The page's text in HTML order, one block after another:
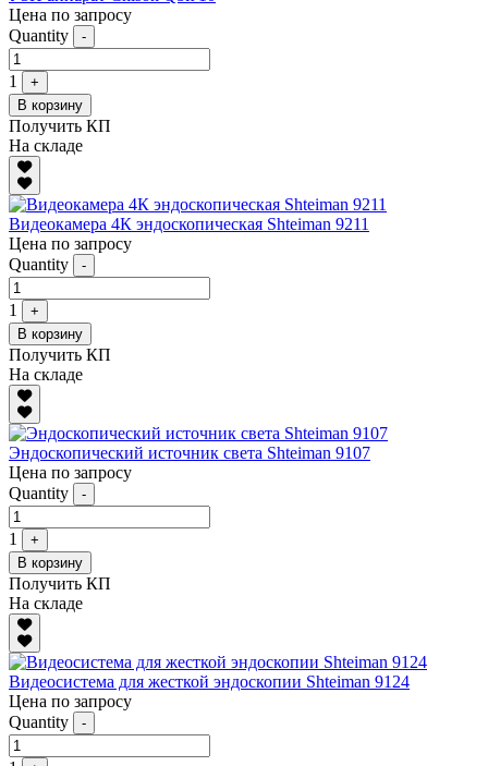
Цена по запросу
Quantity
-
1
+
В корзину
Получить КП
На складе
Видеокамера 4К эндоскопическая Shteiman 9211
Цена по запросу
Quantity
-
1
+
В корзину
Получить КП
На складе
Эндоскопический источник света Shteiman 9107
Цена по запросу
Quantity
-
1
+
В корзину
Получить КП
На складе
Видеосистема для жесткой эндоскопии Shteiman 9124
Цена по запросу
Quantity
-